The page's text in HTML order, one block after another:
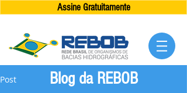
Assine Gratuitamente
Post Blog da REBOB